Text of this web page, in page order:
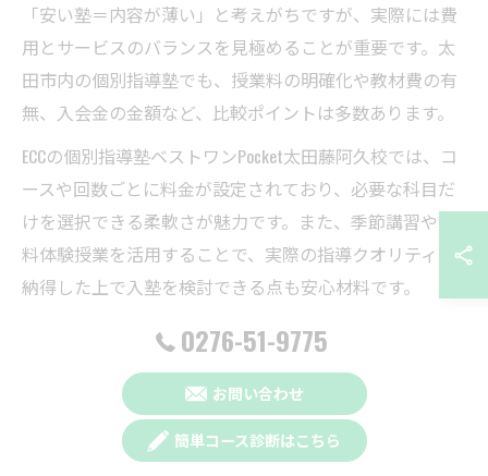
「安い塾＝内容が薄い」と考えがちですが、実際には費
用とサービスのバランスを見極めることが重要です。太
田市内の個別指導塾でも、授業料の明確化や教材費の有
無、入会金の金額など、比較ポイントは多数あります。
ECCの個別指導塾ベストワンPocket太田藤阿久校では、コ
ースや回数ごとに料金が設定されており、必要な科目だ
けを選択できる柔軟さが魅力です。また、季節講習や無
料体験授業を活用することで、実際の指導クオリティを
納得した上で入塾を検討できる点も安心材料です。
選び方のポイントとしては、1.料金明細の透明性、2.追加
をチェックしましょう。これらを比較検討することで、
安さだけでなく総合的な満足度の高い塾選びが実現しま
0276-51-9775
お問い合わせ
簡単コース診断はこちら